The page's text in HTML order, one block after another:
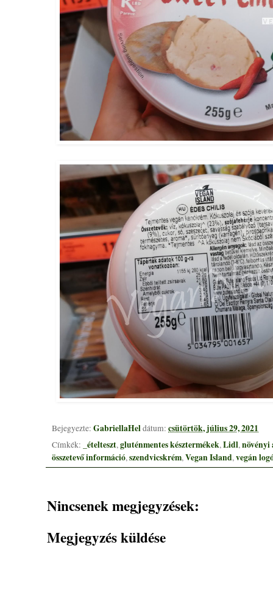
Bejegyezte: GabriellaHeldátum: csütörtök, július 29, 2021
Címkék: _ételteszt,gluténmentes késztermékek,Lidl,növényi
összetevő információ,szendvicskrém,Vegan Island,vegán
Nincsenek megjegyzések:
Megjegyzés küldése